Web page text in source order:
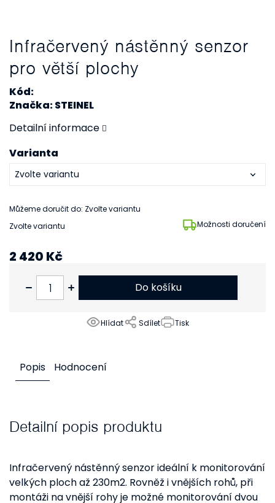
Infračervený nástěnný senzor
pro větší plochy
Kód:
Značka: STEINEL
Zvolte variantu Možnosti doručení
Varianta
Můžeme doručit do: Zvolte variantu
Detailní informace
Tisk
Hlídat Sdílet
2 420 Kč
Do košíku
Popis Hodnocení
Detailní popis produktu
Infračervený nástěnný senzor ideální k monitorování
velkých ploch až 230m2. Rovněž i vnějších rohů, při
montáži na vnější rohy je možné monitorování dvou